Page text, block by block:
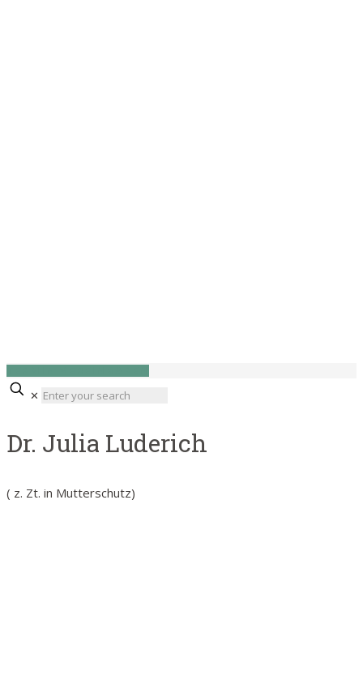
✕
Dr. Julia Luderich
( z. Zt. in Mutterschutz)